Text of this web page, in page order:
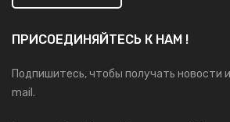
ПРИСОЕДИНЯЙТЕСЬ К НАМ !
Подпишитесь, чтобы получать новости
mail.